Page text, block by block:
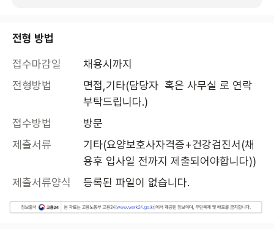
전형 방법
접수마감일
채용시까지
전형방법
면접,기타(담당자  혹은 사무실 로 연락
부탁드립니다.)
접수방법
방문
제출서류
기타(요양보호사자격증+건강검진서(채
용후 입사일 전까지 제출되어야합니다))
제출서류양식
등록된 파일이 없습니다.